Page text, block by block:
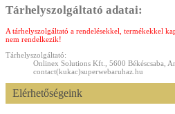
Tárhelyszolgáltató adatai:
A tárhelyszolgáltató a rendelésekkel, termékekkel
nem rendelkezik!
Tárhelyszolgáltató:
Onlinex Solutions Kft., 5600 Békéscsaba,
contact(kukac)superwebaruhaz.hu
Elérhetőségeink